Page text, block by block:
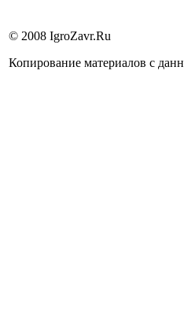
© 2008 IgroZavr.Ru
Копирование материалов с